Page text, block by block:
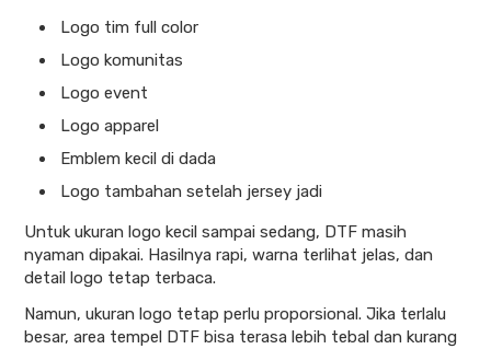
Logo tim full color
Logo komunitas
Logo event
Logo apparel
Emblem kecil di dada
Logo tambahan setelah jersey jadi
Untuk ukuran logo kecil sampai sedang, DTF masih
nyaman dipakai. Hasilnya rapi, warna terlihat jelas, dan
detail logo tetap terbaca.
Namun, ukuran logo tetap perlu proporsional. Jika terlalu
besar, area tempel DTF bisa terasa lebih tebal dan kurang